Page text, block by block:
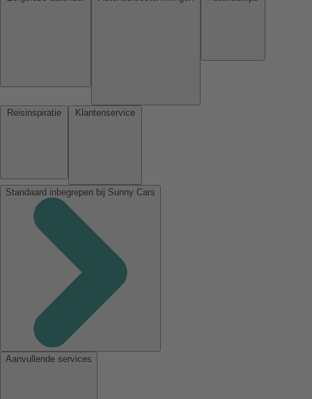
Standaard inbegrepen bij Sunny Cars
Aanvullende services